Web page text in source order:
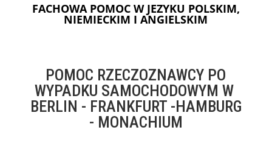
FACHOWA POMOC W JEZYKU POLSKIM,
NIEMIECKIM I ANGIELSKIM
POMOC RZECZOZNAWCY PO
WYPADKU SAMOCHODOWYM W
BERLIN - FRANKFURT -HAMBURG
- MONACHIUM